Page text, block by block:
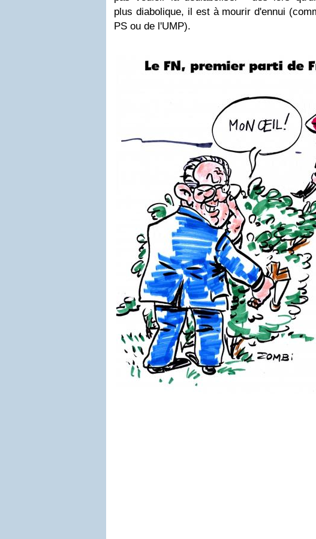
plus diabolique, il est à mourir d'ennui
PS ou de l'UMP).